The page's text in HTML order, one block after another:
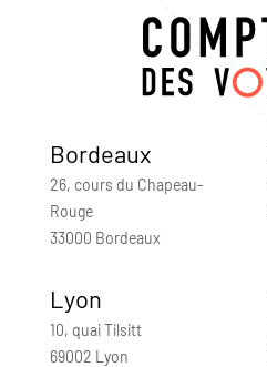
Bordeaux
26, cours du Chapeau-
Rouge
33000 Bordeaux
Lyon
10, quai Tilsitt
69002 Lyon